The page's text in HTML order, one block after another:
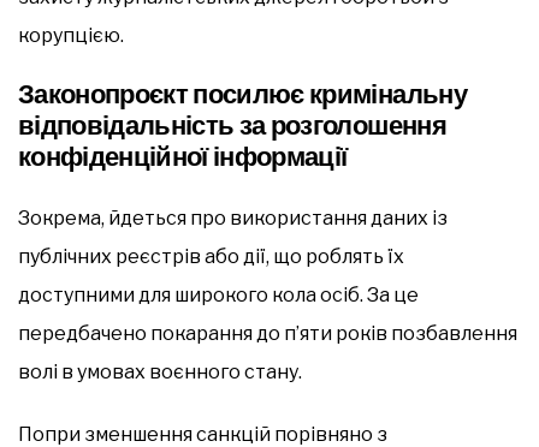
корупцією.
Законопроєкт посилює кримінальну
відповідальність за розголошення
конфіденційної інформації
Зокрема, йдеться про використання даних із
публічних реєстрів або дії, що роблять їх
доступними для широкого кола осіб. За це
передбачено покарання до п’яти років позбавлення
волі в умовах воєнного стану.
Попри зменшення санкцій порівняно з